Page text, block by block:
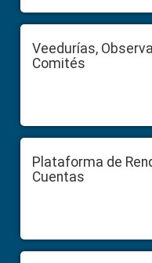
Veedurías,
Comités
Plataforma de
Cuentas